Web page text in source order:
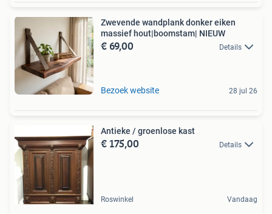
Zwevende wandplank donker eiken
massief hout|boomstam| NIEUW
€ 69,00 Details
Bezoek website 28 jul 26
Antieke / groenlose kast
€ 175,00 Details
Roswinkel Vandaag